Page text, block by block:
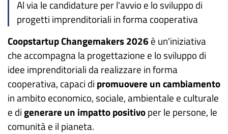
Al via le candidature per l'avvio e lo sviluppo di
progetti imprenditoriali in forma cooperativa
Coopstartup Changemakers 2026 è un'iniziativa
che accompagna la progettazione e lo sviluppo di
idee imprenditoriali da realizzare in forma
cooperativa, capaci di promuovere un cambiamento
in ambito economico, sociale, ambientale e culturale
e digenerare un impatto positivoper le persone, le
comunità e il pianeta.